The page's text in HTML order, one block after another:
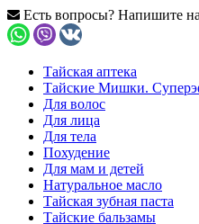
Есть вопросы? Напишите
Тайская аптека
Тайские Мишки.
Для волос
Для лица
Для тела
Похудение
Для мам и детей
Натуральное масло
Тайская зубная паста
Тайские бальзамы